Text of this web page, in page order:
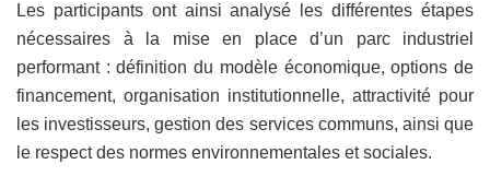
Les participants ont ainsi analysé les différentes étapes
nécessaires à la mise en place d’un parc industriel
performant : définition du modèle économique, options de
financement, organisation institutionnelle, attractivité pour
les investisseurs, gestion des services communs, ainsi que
le respect des normes environnementales et sociales.